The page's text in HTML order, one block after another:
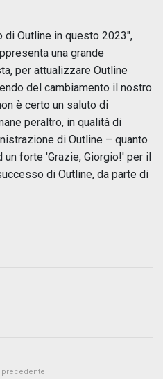
di Outline in questo 2023",
una grande
per attualizzare Outline
del cambiamento il nostro
è certo un saluto di
peraltro, in qualità di
di Outline – quanto
forte 'Grazie, Giorgio!' per il
di Outline, da parte di